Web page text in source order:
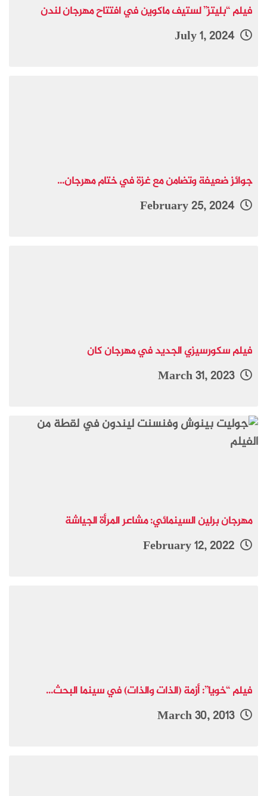
فيلم “بليتز” لستيف ماكوين في افتتاح مهرجان لندن
جوائز ضعيفة وتضامن مع غزة في ختام مهرجان...
فيلم سكورسيزي الجديد في مهرجان كان
March 31, 2023
مهرجان برلين السينمائي: مشاعر المرأة الجياشة
فيلم “خويا”: أزمة (الذات والذات) في سينما البحث...
March 30, 2013